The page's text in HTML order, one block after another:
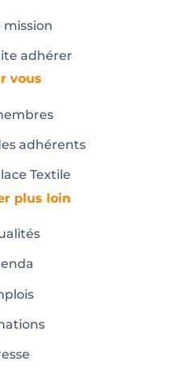
mission
adhérer
vous
adhérents
Textile
plus loin